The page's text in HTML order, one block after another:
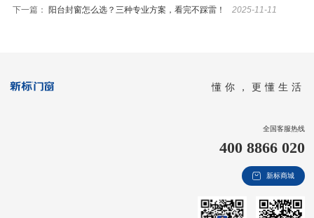
下一篇： 阳台封窗怎么选？三种专业方案，看完不踩雷！ 2025-11-11
懂你，更懂生活
全国客服热线
400 8866 020
新标商城